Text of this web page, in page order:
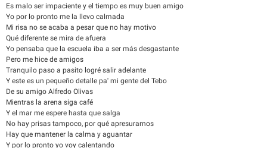
Es malo ser impaciente y el tiempo es muy buen amigo
Yo por lo pronto me la llevo calmada
Mi risa no se acaba a pesar que no hay motivo
Qué diferente se mira de afuera
Yo pensaba que la escuela iba a ser más desgastante
Pero me hice de amigos
Tranquilo paso a pasito logré salir adelante
Y este es un pequeño detalle pa' mi gente del Tebo
De su amigo Alfredo Olivas
Mientras la arena siga café
Y el mar me espere hasta que salga
No hay prisas tampoco, por qué apresurarnos
Hay que mantener la calma y aguantar
Y por lo pronto yo voy calentando